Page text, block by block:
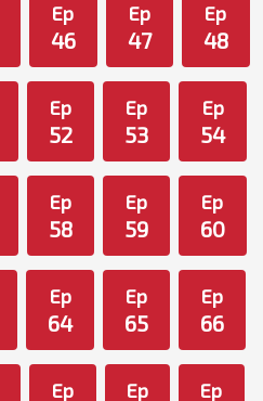
Ep
46
Ep
47
Ep
48
Ep
52
Ep
53
Ep
54
Ep
58
Ep
59
Ep
60
Ep
64
Ep
65
Ep
66
Ep Ep Ep